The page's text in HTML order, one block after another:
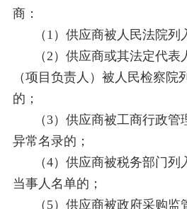
商：
（1）供应商被人民法院列
（2）供应商或其法定代表
（项目负责人）被人民检察院
的；
（3）供应商被工商行政管
异常名录的；
（4）供应商被税务部门列
当事人名单的；
（5）供应商被政府采购监